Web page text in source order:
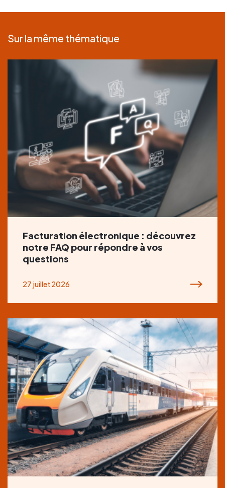
Sur la même thématique
Facturation électronique : découvrez
notre FAQ pour répondre à vos
questions
27 juillet 2026